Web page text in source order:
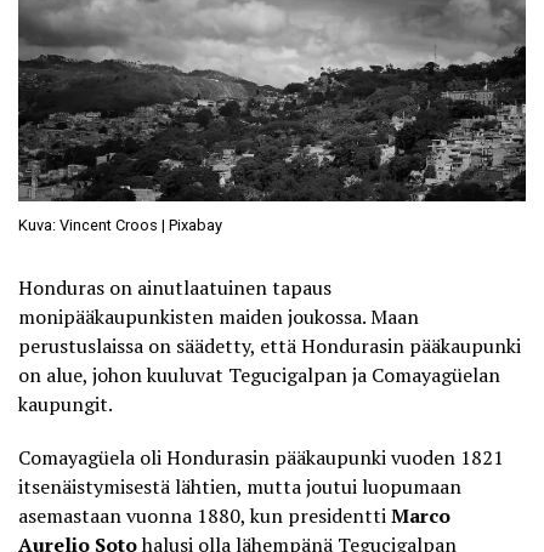
Kuva: Vincent Croos | Pixabay
Honduras on ainutlaatuinen tapaus
monipääkaupunkisten maiden joukossa. Maan
perustuslaissa on säädetty, että Hondurasin pääkaupunki
on alue, johon kuuluvat Tegucigalpan ja Comayagüelan
kaupungit.
Comayagüela oli Hondurasin pääkaupunki vuoden 1821
itsenäistymisestä lähtien, mutta joutui luopumaan
asemastaan vuonna 1880, kun presidenttiMarco
Aurelio Sotohalusi olla lähempänä Tegucigalpan